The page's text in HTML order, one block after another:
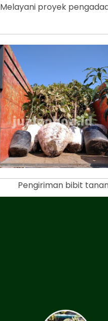
Melayani proyek
Pengiriman bibit